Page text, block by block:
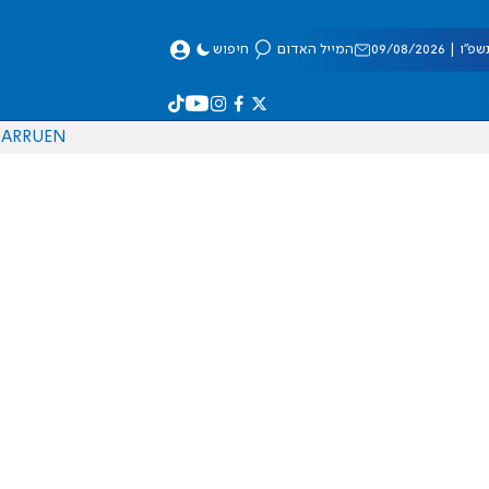
08/2026 המייל האדום חיפוש
EN
RU
AR